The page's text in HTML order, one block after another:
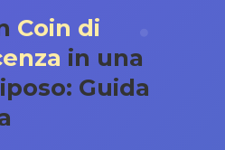
Coin di
in una
Guida